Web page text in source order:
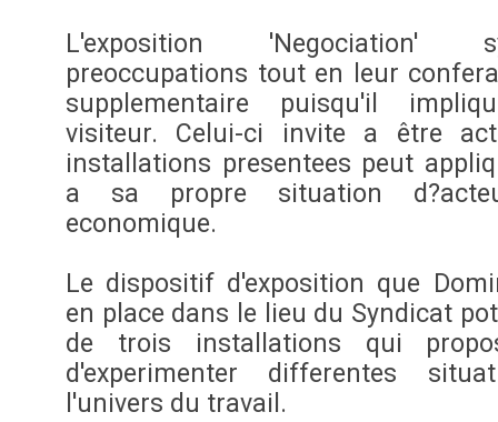
L'exposition 'Negociation'
preoccupations tout en leur
supplementaire puisqu'il
visiteur. Celui-ci invite a être
installations presentees peut
a sa propre situation
economique.
Le dispositif d'exposition que
en place dans le lieu du Syndicat
de trois installations qui
d'experimenter differentes
l'univers du travail.